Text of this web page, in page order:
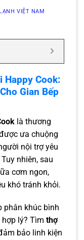
VIỆT NAM
Happy Cook:
Gian Bếp
là thương
ưa chuộng
nội trợ yêu
nhiên, sau
cơm ngon,
khó tránh khỏi.
phân khúc bình
lý? Tìm thợ
bảo linh kiện